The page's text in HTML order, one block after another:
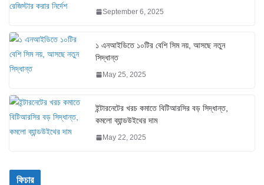
September 6, 2025
১ এনআইডিতে ১০টির বেশি সিম নয়, আসছে নতুন
সিদ্ধান্ত
May 25, 2025
ইন্টারনেটের খরচ কমাতে বিটিআরসির বড় সিদ্ধান্ত,
কমলো ব্যান্ডউইথের দাম
May 22, 2025
ফিচার